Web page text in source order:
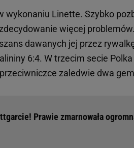
wykonaniu Linette. Szybko
więcej problemów.
dawanych jej przez
6:4. W trzecim secie
zaledwie dwa
Prawie zmarnowała